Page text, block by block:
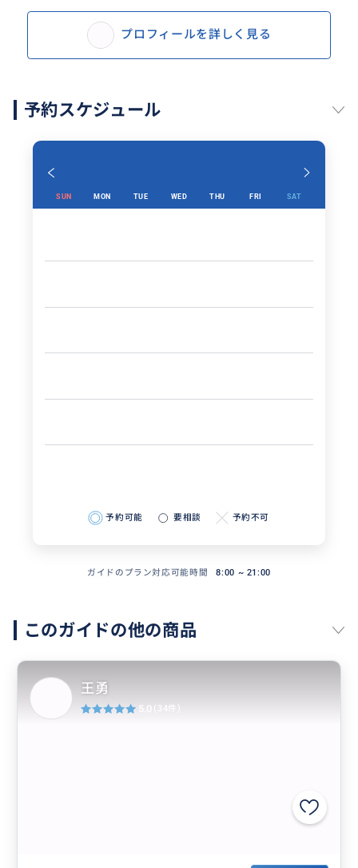
プロフィールを詳しく見る
予約スケジュール
SUN MON TUE WED THU FRI SAT
予約可能 要相談 予約不可
ガイドのプラン対応可能時間 8:00 ~ 21:00
このガイドの他の商品
王勇
5.0 (34件)